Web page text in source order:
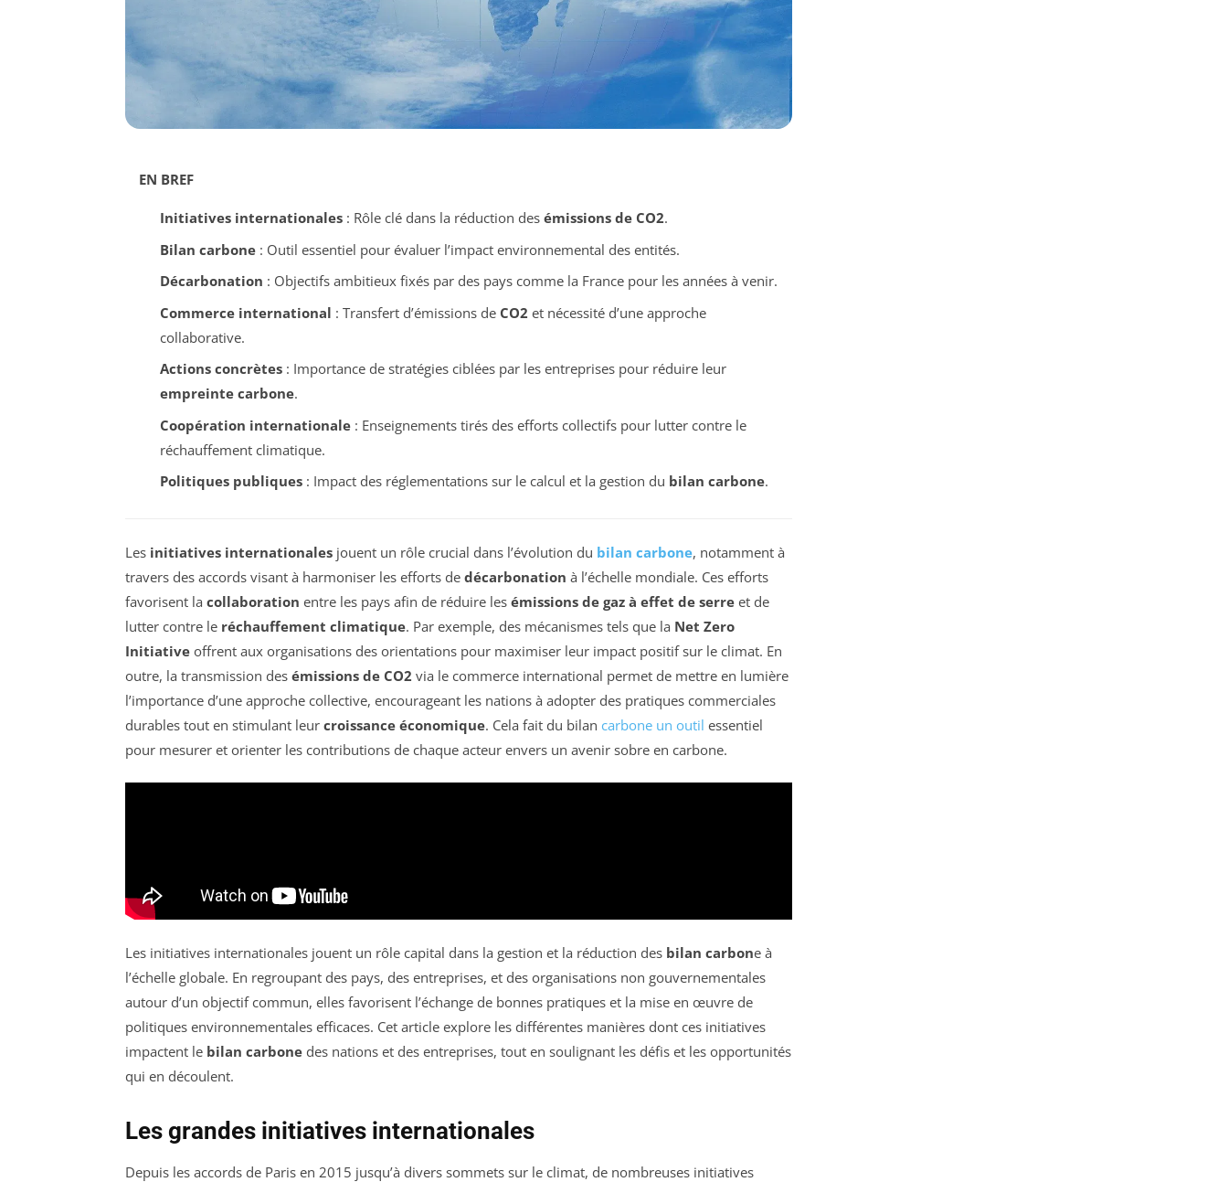
EN BREF
Initiatives internationales: Rôle clé dans la réduction des émissions de CO2.
Bilan carbone: Outil essentiel pour évaluer l’impact environnemental des entités.
Décarbonation : Objectifs ambitieux fixés par des pays comme la France pour les années à venir.
Commerce international : Transfert d’émissions de CO2 et nécessité d’une approche
collaborative.
Actions concrètes: Importance de stratégies ciblées par les entreprises pour réduire leur
empreinte carbone.
Coopération internationale: Enseignements tirés des efforts collectifs pour lutter contre le
réchauffement climatique.
Politiques publiques: Impact des réglementations sur le calcul et la gestion du bilan carbone.
Les initiatives internationales jouent un rôle crucial dans l’évolution du bilan carbone, notamment à
travers des accords visant à harmoniser les efforts de décarbonation à l’échelle mondiale. Ces efforts
favorisent la collaboration entre les pays afin de réduire les émissions de gaz à effet de serre et de
lutter contre le réchauffement climatique. Par exemple, des mécanismes tels que la Net Zero
Initiative offrent aux organisations des orientations pour maximiser leur impact positif sur le climat. En
outre, la transmission des émissions de CO2 via le commerce international permet de mettre en lumière
l’importance d’une approche collective, encourageant les nations à adopter des pratiques commerciales
durables tout en stimulant leur croissance économique. Cela fait du bilan carbone un outil essentiel
pour mesurer et orienter les contributions de chaque acteur envers un avenir sobre en carbone.
Les initiatives internationales jouent un rôle capital dans la gestion et la réduction des bilan carbone à
l’échelle globale. En regroupant des pays, des entreprises, et des organisations non gouvernementales
autour d’un objectif commun, elles favorisent l’échange de bonnes pratiques et la mise en œuvre de
politiques environnementales efficaces. Cet article explore les différentes manières dont ces initiatives
impactent le bilan carbone des nations et des entreprises, tout en soulignant les défis et les opportunités
qui en découlent.
Les grandes initiatives internationales
Depuis les accords de Paris en 2015 jusqu’à divers sommets sur le climat, de nombreuses initiatives